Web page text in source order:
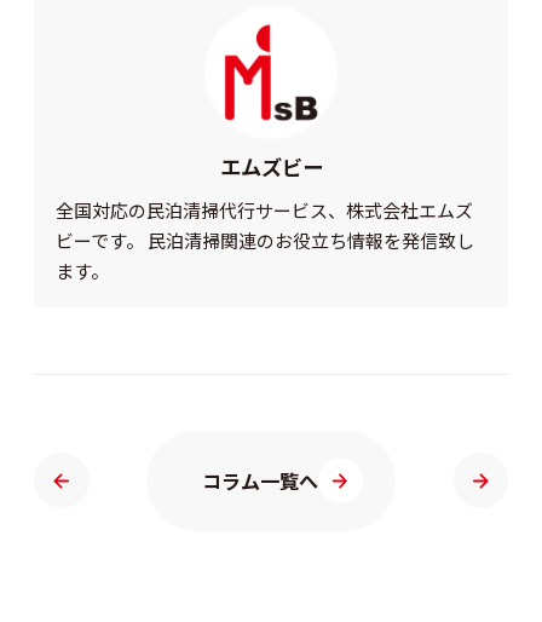
エムズビー
全国対応の民泊清掃代行サービス、株式会社エムズ
ビーです。 民泊清掃関連のお役立ち情報を発信致し
ます。
コラム一覧へ